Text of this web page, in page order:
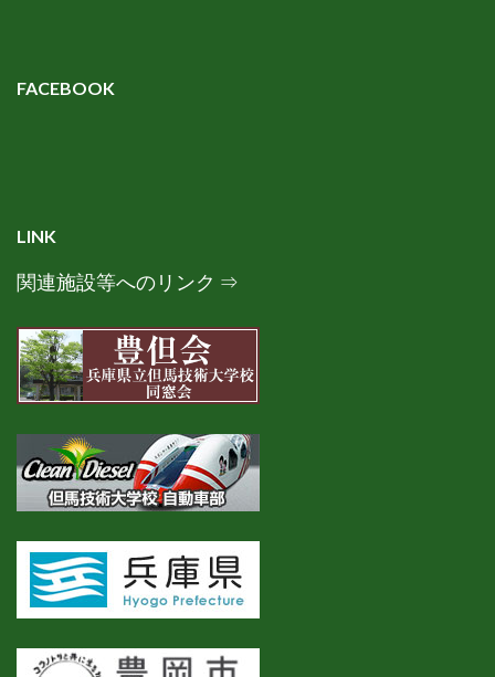
FACEBOOK
LINK
関連施設等へのリンク ⇒